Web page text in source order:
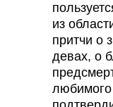
из
притчи о
девах, о